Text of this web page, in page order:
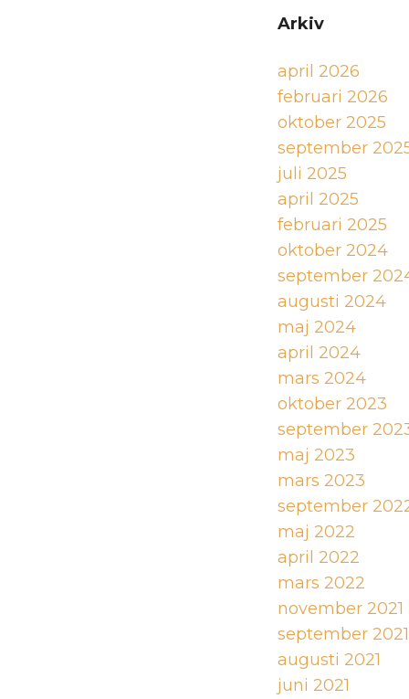
Arkiv
april 2026
februari 2026
oktober 2025
september
juli 2025
april 2025
februari 2025
oktober 2024
september
augusti 2024
maj 2024
april 2024
mars 2024
oktober 2023
september
maj 2023
mars 2023
september
maj 2022
april 2022
mars 2022
november 2021
september 2021
augusti 2021
juni 2021